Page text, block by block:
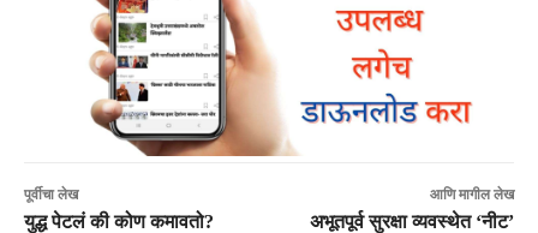
पूर्वीचा लेख
युद्ध पेटलं की कोण कमावतो?
आणि मागील लेख
अभूतपूर्व सुरक्षा व्यवस्थेत ‘नीट’